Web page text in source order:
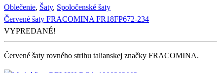
Oblečenie, Šaty, Spoločenské šaty
Červené šaty FRACOMINA FR18FP672-234
VYPREDANÉ!
Červené šaty rovného strihu talianskej značky FRACOMINA.